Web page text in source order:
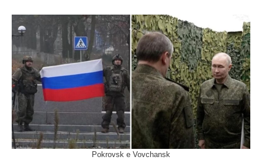
Pokrovsk e Vovchansk